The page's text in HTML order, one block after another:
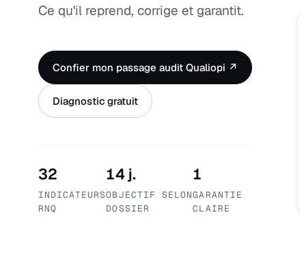
Ce qu'il reprend, corrige et garantit.
Confier mon passage audit Qualiopi ↗
Diagnostic gratuit
32
INDICATEURS
RNQ
14 j.
OBJECTIF SELON
DOSSIER
1
GARANTIE
CLAIRE